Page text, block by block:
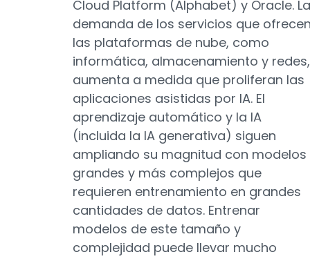
Cloud Platform (Alphabet) y Oracle. La
demanda de los servicios que
las plataformas de nube, como
informática, almacenamiento y redes,
aumenta a medida que proliferan las
aplicaciones asistidas por IA. El
aprendizaje automático y la IA
(incluida la IA generativa) siguen
ampliando su magnitud con modelos
grandes y más complejos que
requieren entrenamiento en grandes
cantidades de datos. Entrenar
modelos de este tamaño y
complejidad puede llevar mucho